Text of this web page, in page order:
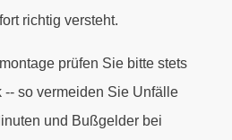
richtig versteht.
prüfen Sie bitte stets
-- so vermeiden Sie Unfälle
und Bußgelder bei